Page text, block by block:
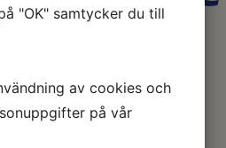
"OK" samtycker du till
av cookies och
på vår